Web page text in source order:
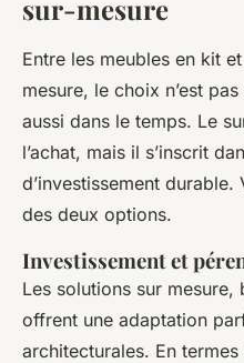
sur-mesure
Entre les meubles en kit
mesure, le choix n’est
aussi dans le temps. Le
l’achat, mais il s’inscrit
d’investissement
des deux options.
Investissement et
Les solutions sur mesure,
offrent une adaptation
architecturales. En